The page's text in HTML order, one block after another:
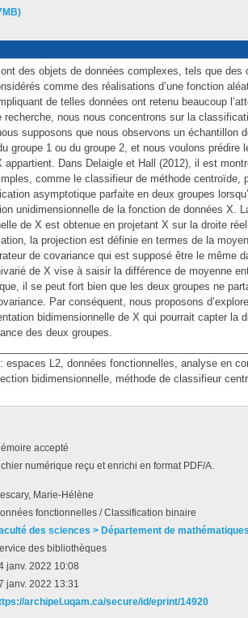
des objets de données complexes, tels que des
comme des réalisations d’une fonction
de telles données ont retenu beaucoup
recherche, nous nous concentrons sur la
supposons que nous observons un échantillon
groupe 1 ou du groupe 2, et nous voulons prédire
appartient. Dans Delaigle et Hall (2012), il est
comme le classifieur de méthode centroïde,
asymptotique parfaite en deux groupes
unidimensionnelle de la fonction de données X.
de X est obtenue en projetant X sur la droite
la projection est définie en termes de la
de covariance qui est supposé être le même
de X vise à saisir la différence de moyenne
il se peut fort bien que les deux groupes ne
Par conséquent, nous proposons
bidimensionnelle de X qui pourrait capter la
des deux groupes.
espaces L2, données fonctionnelles, analyse en
bidimensionnelle, méthode de classifieur
accepté
numérique reçu et enrichi en format PDF/A.
Marie-Hélène
fonctionnelles / Classification binaire
des sciences > Département de mathématiques
des bibliothèques
janv. 2022 10:08
janv. 2022 13:31
archipel.uqam.ca/secure/id/eprint/14920